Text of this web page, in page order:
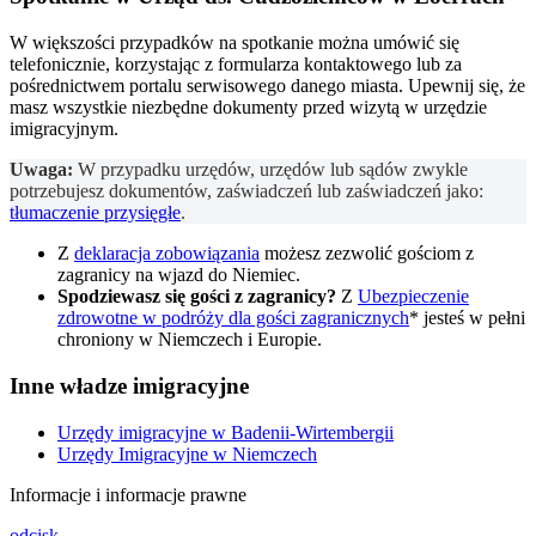
W większości przypadków na spotkanie można umówić się
telefonicznie, korzystając z formularza kontaktowego lub za
pośrednictwem portalu serwisowego danego miasta. Upewnij się, że
masz wszystkie niezbędne dokumenty przed wizytą w urzędzie
imigracyjnym.
Uwaga: W przypadku urzędów, urzędów lub sądów zwykle
potrzebujesz dokumentów, zaświadczeń lub zaświadczeń jako:
tłumaczenie przysięgłe.
Z deklaracja zobowiązania możesz zezwolić gościom z
zagranicy na wjazd do Niemiec.
Spodziewasz się gości z zagranicy? Z Ubezpieczenie
zdrowotne w podróży dla gości zagranicznych* jesteś w pełni
chroniony w Niemczech i Europie.
Inne władze imigracyjne
Urzędy imigracyjne w Badenii-Wirtembergii
Urzędy Imigracyjne w Niemczech
Informacje i informacje prawne